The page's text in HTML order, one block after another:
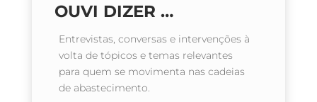
OUVI DIZER …
Entrevistas, conversas e intervenções à
volta de tópicos e temas relevantes
para quem se movimenta nas cadeias
de abastecimento.